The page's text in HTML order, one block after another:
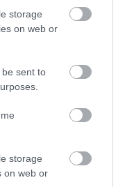
storage
on web or
sent to
storage
on web or
a földet, a
a vizeket,
ebben a
és min det
és látja,
vak, hát látja,
jó. A
képes
tovább,